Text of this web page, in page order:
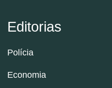
Editorias
Polícia
Economia